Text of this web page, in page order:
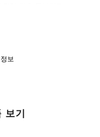
설명서
보
기